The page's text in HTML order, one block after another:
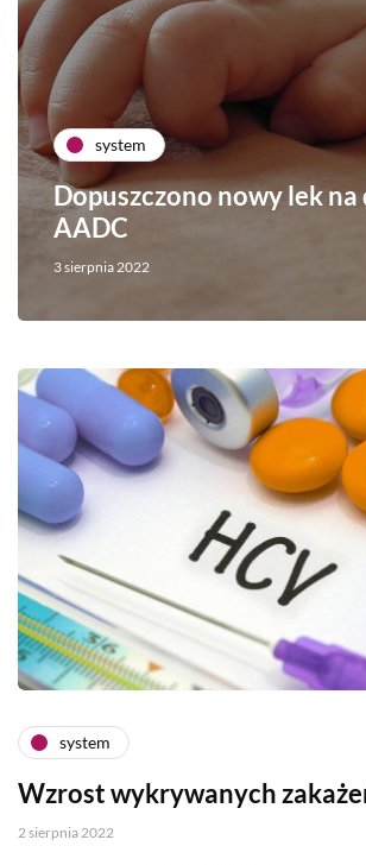
system
Dopuszczono nowy lek
AADC
3 sierpnia 2022
system
Wzrost wykrywanych
2 sierpnia 2022